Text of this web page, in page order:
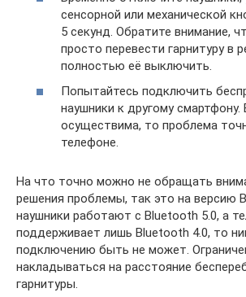
сенсорной или механической
5 секунд. Обратите внимание,
просто перевести гарнитуру в
полностью её выключить.
Попытайтесь подключить
наушники к другому смартфону.
осуществима, то проблема
телефоне.
На что точно можно не обращать
решения проблемы, так это на версию
наушники работают с Bluetooth 5.0, а
поддерживает лишь Bluetooth 4.0, то
подключению быть не может.
накладываться на расстояние
гарнитуры.